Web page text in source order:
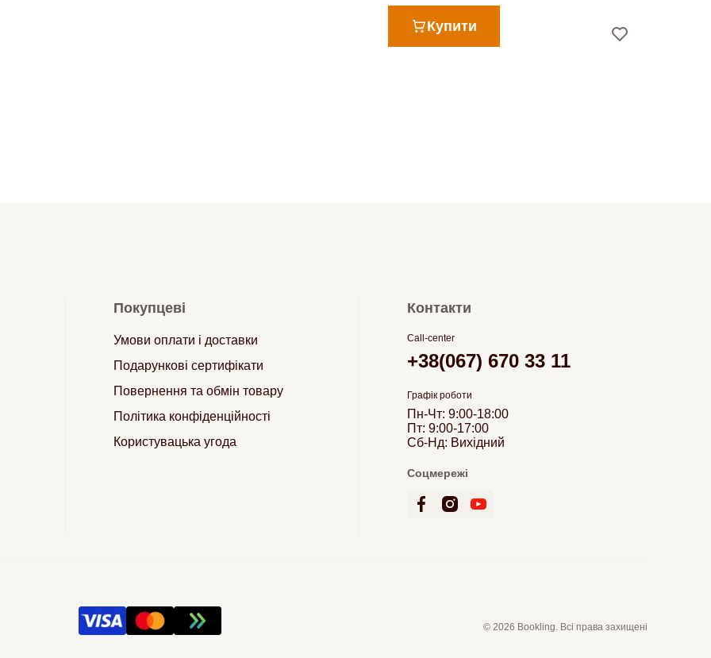
Купити
Покупцеві
Умови оплати і доставки
Подарункові сертифікати
Повернення та обмін товару
Політика конфіденційності
Користувацька угода
Контакти
Call-center
+38(067) 670 33 11
Графік роботи
Пн-Чт: 9:00-18:00
Пт: 9:00-17:00
Сб-Нд: Вихідний
Соцмережі
© 2026 Bookling. Всі права захищені